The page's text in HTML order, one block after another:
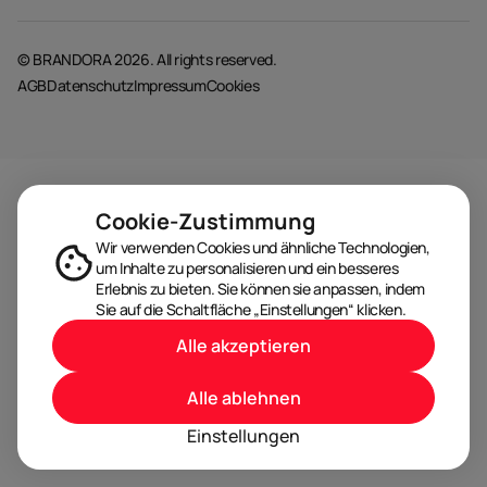
© BRANDORA 2026. All rights reserved.
AGBDatenschutzImpressumCookies
Cookie-Zustimmung
Wir verwenden Cookies und ähnliche Technologien,
um Inhalte zu personalisieren und ein besseres
Erlebnis zu bieten. Sie können sie anpassen, indem
Sie auf die Schaltfläche „Einstellungen“ klicken.
Einstellungen
Alle ablehnen
Alle akzeptieren